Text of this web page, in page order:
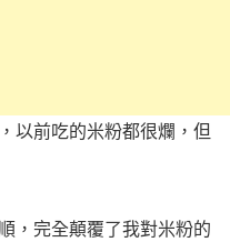
以前吃的米粉都很爛，但
，完全顛覆了我對米粉的